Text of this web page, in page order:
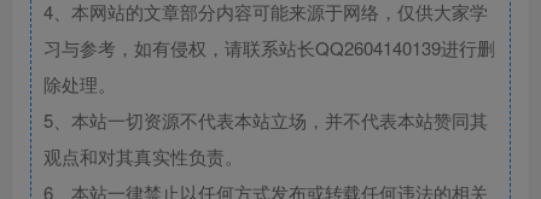
4、本网站的文章部分内容可能来源于网络，仅供大家学
习与参考，如有侵权，请联系站长QQ2604140139进行删
除处理。
5、本站一切资源不代表本站立场，并不代表本站赞同其
观点和对其真实性负责。
6、本站一律禁止以任何方式发布或转载任何违法的相关